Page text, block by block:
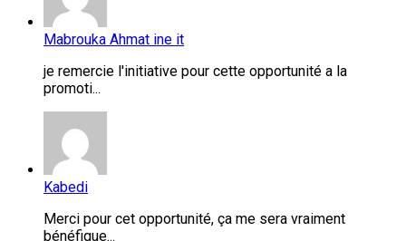
Mabrouka Ahmat ine it
je remercie l'initiative pour cette opportunité a la
promoti...
Kabedi
Merci pour cet opportunité, ça me sera vraiment
bénéfique...